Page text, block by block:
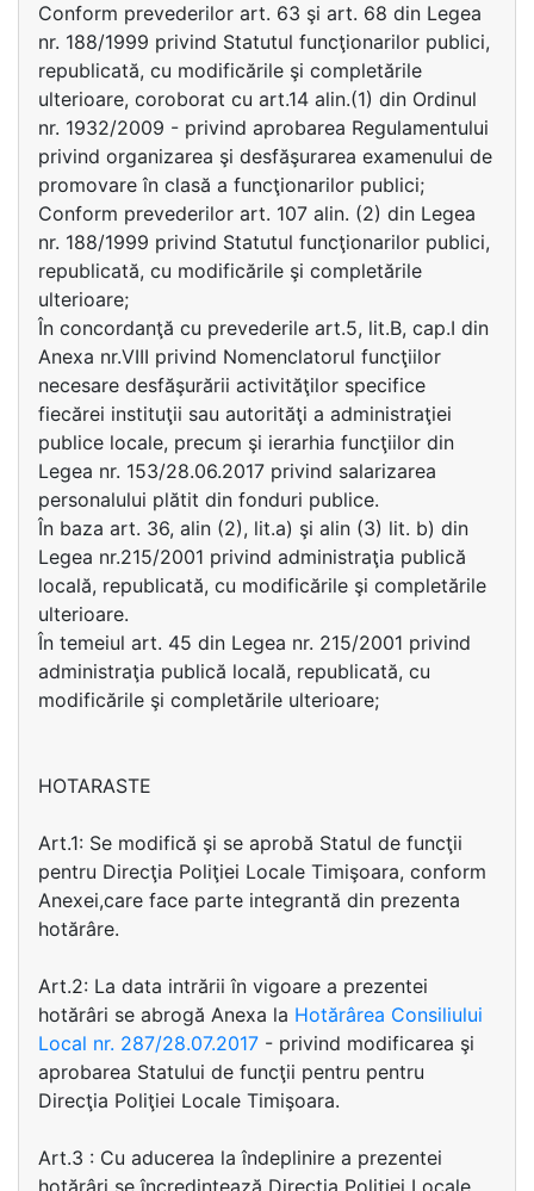
Conform prevederilor art. 63 şi art. 68 din Legea
nr. 188/1999 privind Statutul funcţionarilor publici,
republicată, cu modificările şi completările
ulterioare, coroborat cu art.14 alin.(1) din Ordinul
nr. 1932/2009 - privind aprobarea Regulamentului
privind organizarea şi desfăşurarea examenului de
promovare în clasă a funcţionarilor publici;
Conform prevederilor art. 107 alin. (2) din Legea
nr. 188/1999 privind Statutul funcţionarilor publici,
republicată, cu modificările şi completările
ulterioare;
În concordanţă cu prevederile art.5, lit.B, cap.I din
Anexa nr.VIII privind Nomenclatorul funcţiilor
necesare desfăşurării activităţilor specifice
fiecărei instituţii sau autorităţi a administraţiei
publice locale, precum şi ierarhia funcţiilor din
Legea nr. 153/28.06.2017 privind salarizarea
personalului plătit din fonduri publice.
În baza art. 36, alin (2), lit.a) şi alin (3) lit. b) din
Legea nr.215/2001 privind administraţia publică
locală, republicată, cu modificările şi completările
ulterioare.
În temeiul art. 45 din Legea nr. 215/2001 privind
administraţia publică locală, republicată, cu
modificările şi completările ulterioare;
HOTARASTE
Art.1: Se modifică şi se aprobă Statul de funcţii
pentru Direcţia Poliţiei Locale Timişoara, conform
Anexei,care face parte integrantă din prezenta
hotărâre.
Art.2: La data intrării în vigoare a prezentei
hotărâri se abrogă Anexa la Hotărârea Consiliului
Local nr. 287/28.07.2017 - privind modificarea şi
aprobarea Statului de funcţii pentru pentru
Direcţia Poliţiei Locale Timişoara.
Art.3 : Cu aducerea la îndeplinire a prezentei
hotărâri se încredinţează Direcţia Poliţiei Locale